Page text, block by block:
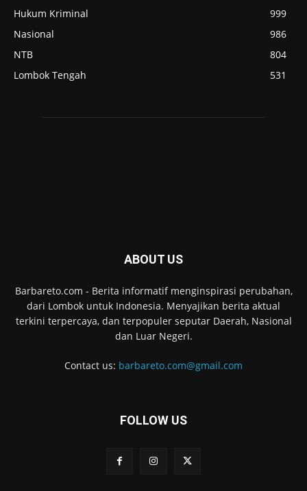
Hukum Kriminal
999
Nasional
986
NTB
804
Lombok Tengah
531
ABOUT US
Barbareto.com - Berita informatif menginspirasi perubahan,
dari Lombok untuk Indonesia. Menyajikan berita aktual
terkini terpercaya, dan terpopuler seputar Daerah, Nasional
dan Luar Negeri.
Contact us: barbareto.com@gmail.com
FOLLOW US